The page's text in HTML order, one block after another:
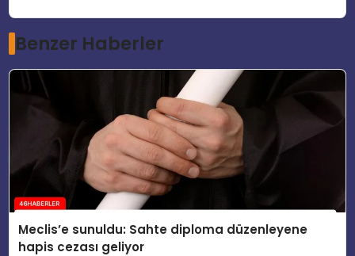
Benzer Haberler
Meclis’e sunuldu: Sahte diploma düzenleyene
hapis cezası geliyor